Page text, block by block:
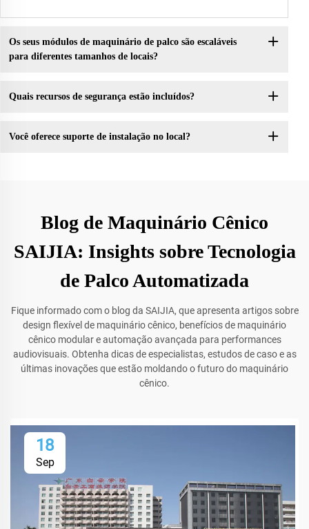
Os seus módulos de maquinário de palco são escaláveis
para diferentes tamanhos de locais?
Quais recursos de segurança estão incluídos?
Você oferece suporte de instalação no local?
Blog de Maquinário Cênico
SAIJIA: Insights sobre Tecnologia
de Palco Automatizada
Fique informado com o blog da SAIJIA, que apresenta artigos sobre
design flexível de maquinário cênico, benefícios de maquinário
cênico modular e automação avançada para performances
audiovisuais. Obtenha dicas de especialistas, estudos de caso e as
últimas inovações que estão moldando o futuro do maquinário
cênico.
18
Sep